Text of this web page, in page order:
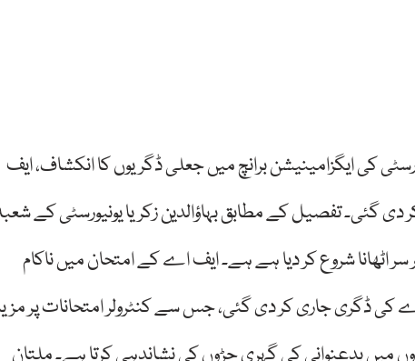
کی ایگزامینیشن برانچ میں جعلی ڈگریوں کا انکشاف، ایف
تفصیل کے مطابق بہاؤالدین زکریا یونیورسٹی کے
اٹھانا شروع کر دیا ہے ہے۔ ایف اے کے امتحان میں ناکام
کی ڈگری جاری کر دی گئی، جس سے کنٹرولر امتحانات پر